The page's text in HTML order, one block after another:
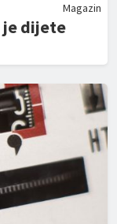
Magazin
je dijete